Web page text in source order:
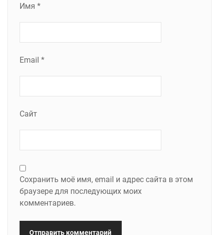
Имя *
Email *
Сайт
Сохранить моё имя, email и адрес сайта в этом
браузере для последующих моих
комментариев.